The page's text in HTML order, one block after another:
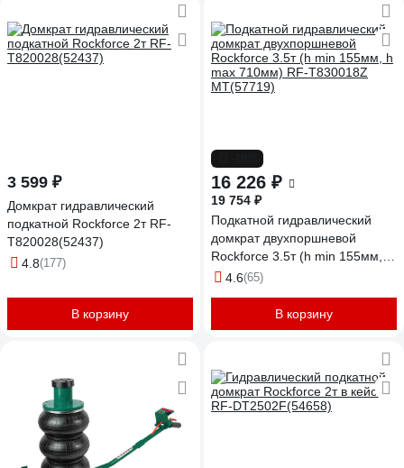
3 599 ₽
Домкрат гидравлический
подкатной Rockforce 2т RF-
T820028(52437)
4.8(177)
В корзину
16 226 ₽
19 754 ₽
Подкатной гидравлический
домкрат двухпоршневой
Rockforce 3.5т (h min 155мм, h
max 710мм) RF-T830018Z
4.6(65)
В корзину